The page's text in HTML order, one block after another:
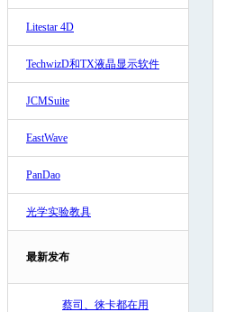
Litestar 4D
TechwizD和TX液晶显示软件
JCMSuite
EastWave
PanDao
光学实验教具
最新发布
蔡司、徕卡都在用